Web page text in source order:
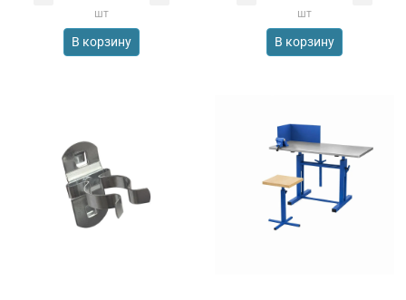
шт
В корзину
шт
В корзину